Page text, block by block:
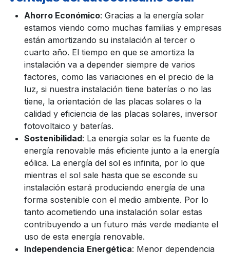
Ahorro Económico: Gracias a la energía solar
estamos viendo como muchas familias y empresas
están amortizando su instalación al tercer o
cuarto año. El tiempo en que se amortiza la
instalación va a depender siempre de varios
factores, como las variaciones en el precio de la
luz, si nuestra instalación tiene baterías o no las
tiene, la orientación de las placas solares o la
calidad y eficiencia de las placas solares, inversor
fotovoltaico y baterías.
Sostenibilidad: La energía solar es la fuente de
energía renovable más eficiente junto a la energía
eólica. La energía del sol es infinita, por lo que
mientras el sol sale hasta que se esconde su
instalación estará produciendo energía de una
forma sostenible con el medio ambiente. Por lo
tanto acometiendo una instalación solar estas
contribuyendo a un futuro más verde mediante el
uso de esta energía renovable.
Independencia Energética: Menor dependencia